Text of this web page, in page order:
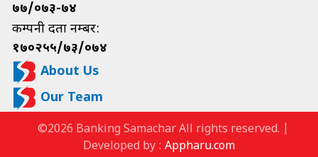
७७/०७३-७४
कम्पनी दर्ता नम्बर:
१७०२५५/७३/०७४
About Us
Our Team
©2026 Banking Samachar All rights reserved. |
Developed by : Appharu.com